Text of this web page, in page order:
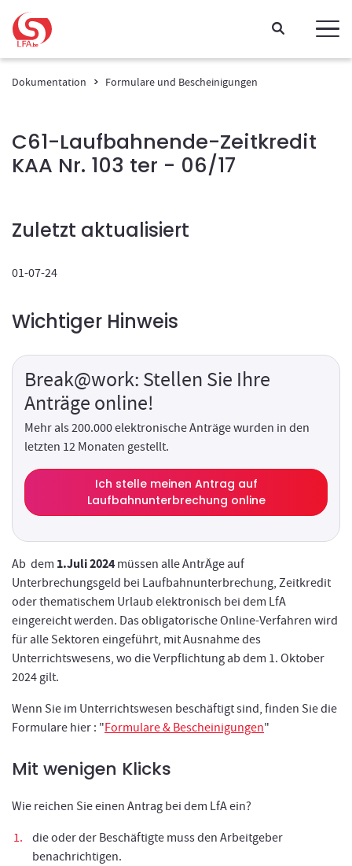
Gehen Sie direkt zum Inhalt
Dokumentation Formulare und Bescheinigungen
C61-Laufbahnende-Zeitkredit
KAA Nr. 103 ter - 06/17
Zuletzt aktualisiert
01-07-24
Wichtiger Hinweis
Break@work: Stellen Sie Ihre
Anträge online!
Mehr als 200.000 elektronische Anträge wurden in den
letzten 12 Monaten gestellt.
Ich stelle meinen Antrag auf
Laufbahnunterbrechung online
Ab dem 1.Juli 2024 müssen alle AntrÄge auf
Unterbrechungsgeld bei Laufbahnunterbrechung, Zeitkredit
oder thematischem Urlaub elektronisch bei dem LfA
eingereicht werden. Das obligatorische Online-Verfahren wird
für alle Sektoren eingeführt, mit Ausnahme des
Unterrichtswesens, wo die Verpflichtung ab dem 1. Oktober
2024 gilt.
Wenn Sie im Unterrichtswesen beschäftigt sind, finden Sie die
Formulare hier : "Formulare & Bescheinigungen"
Mit wenigen Klicks
Wie reichen Sie einen Antrag bei dem LfA ein?
die oder der Beschäftigte muss den Arbeitgeber
benachrichtigen.